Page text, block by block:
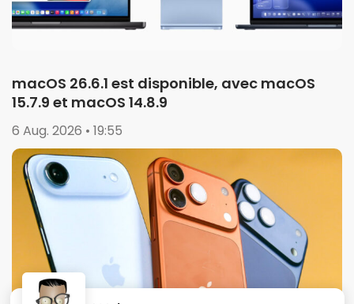
macOS 26.6.1 est disponible, avec macOS
15.7.9 et macOS 14.8.9
6 Aug. 2026 • 19:55